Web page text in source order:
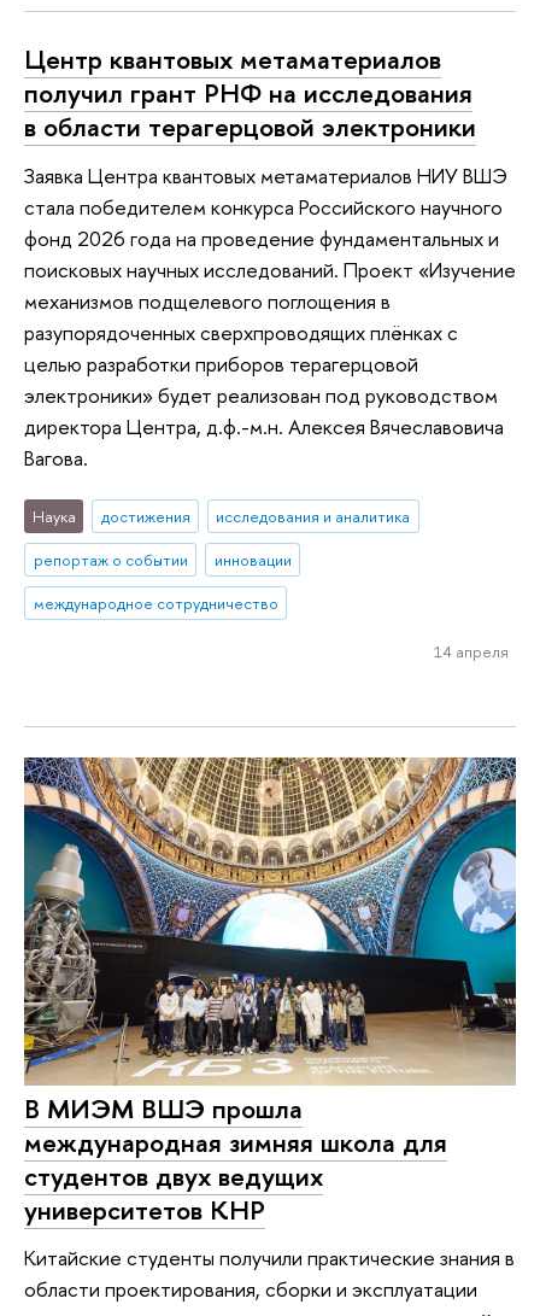
Центр квантовых метаматериалов
получил грант РНФ на исследования
в области терагерцовой электроники
Заявка Центра квантовых метаматериалов НИУ ВШЭ
стала победителем конкурса Российского научного
фонд 2026 года на проведение фундаментальных и
поисковых научных исследований. Проект «Изучение
механизмов подщелевого поглощения в
разупорядоченных сверхпроводящих плёнках с
целью разработки приборов терагерцовой
электроники» будет реализован под руководством
директора Центра, д.ф.-м.н. Алексея Вячеславовича
Вагова.
Наука достижения
исследования и аналитика
репортаж о событии
инновации
международное сотрудничество
14 апреля
В МИЭМ ВШЭ прошла
международная зимняя школа для
студентов двух ведущих
университетов КНР
Китайские студенты получили практические знания в
области проектирования, сборки и эксплуатации